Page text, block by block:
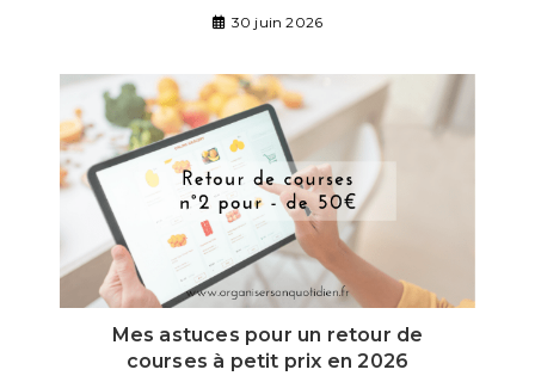
30 juin 2026
Mes astuces pour un retour de
courses à petit prix en 2026